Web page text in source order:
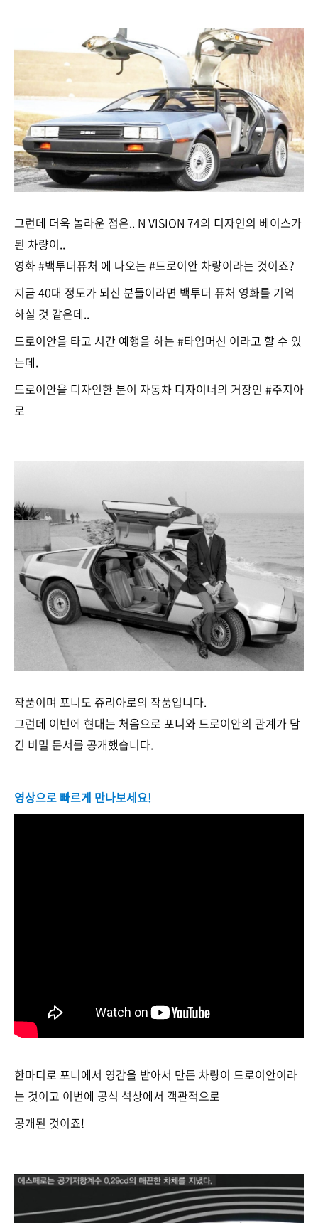
그런데 더욱 놀라운 점은.. N VISION 74의 디자인의 베이스가
된 차량이..
영화 #백투더퓨처 에 나오는 #드로이안 차량이라는 것이죠?
지금 40대 정도가 되신 분들이라면 백투더 퓨처 영화를 기억
하실 것 같은데..
드로이안을 타고 시간 예행을 하는 #타임머신 이라고 할 수 있
는데.
드로이안을 디자인한 분이 자동차 디자이너의 거장인 #주지아
로
작품이며 포니도 쥬리아로의 작품입니다.
그런데 이번에 현대는 처음으로 포니와 드로이안의 관계가 담
긴 비밀 문서를 공개했습니다.
영상으로 빠르게 만나보세요!
한마디로 포니에서 영감을 받아서 만든 차량이 드로이안이라
는 것이고 이번에 공식 석상에서 객관적으로
공개된 것이죠!